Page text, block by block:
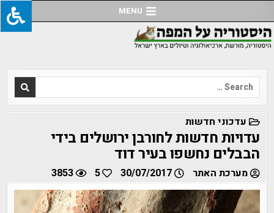
to
content
MENU
Search
for:
POSTED
IN
עדכוני חדשות
עדויות חדשות לחורבן ירושלים בידי
הבבלים נחשפו בעיר דוד
מערכת האתר 30/07/2017
5
3853